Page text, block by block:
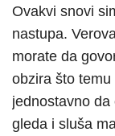
Ovakvi snovi
nastupa.
morate da
obzira što temu
jednostavno
gleda i sluša